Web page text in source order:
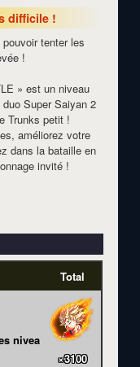
difficile !
tenter les
!
» est un niveau
Super Saiyan 2
Trunks petit !
améliorez votre
dans la bataille en
invité !
Total
nivea
×3100